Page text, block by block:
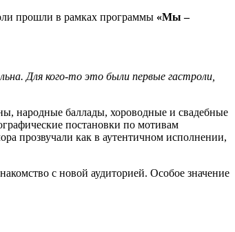
прошли в рамках программы «Мы –
Для кого-то это были первые гастроли,
народные баллады, хороводные и свадебные
постановки по мотивам
прозвучали как в аутентичном исполнении,
с новой аудиторией. Особое значение